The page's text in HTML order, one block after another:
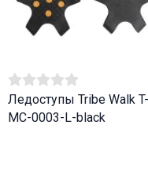
Ледоступы Tribe Walk T-
MC-0003-L-black